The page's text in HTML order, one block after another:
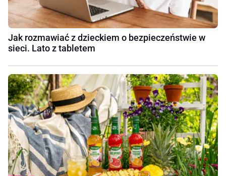
Jak rozmawiać z dzieckiem o bezpieczeństwie w
sieci. Lato z tabletem